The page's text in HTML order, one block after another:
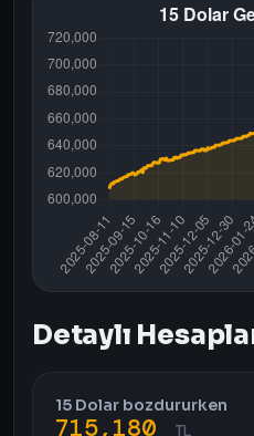
Detaylı
15 Dolar bozdururken
715,180 TL